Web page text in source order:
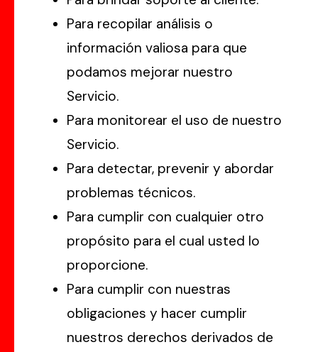
Para recopilar análisis o
información valiosa para que
podamos mejorar nuestro
Servicio.
Para monitorear el uso de nuestro
Servicio.
Para detectar, prevenir y abordar
problemas técnicos.
Para cumplir con cualquier otro
propósito para el cual usted lo
proporcione.
Para cumplir con nuestras
obligaciones y hacer cumplir
nuestros derechos derivados de